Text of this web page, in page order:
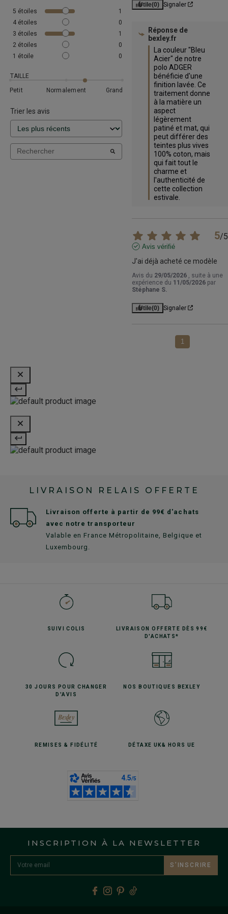
5 étoiles
1
4 étoiles
0
3 étoiles
1
2 étoiles
0
1 étoile 0
TAILLE
Petit
Normalement Grand
Trier les avis
Utile(0) Signaler
Réponse de
bexley.fr
La couleur "Bleu
Acier" de notre
polo ADGER
bénéficie d'une
finition lavée. Ce
traitement donne
à la matière un
aspect
légèrement
patiné et mat, qui
peut différer des
teintes plus vives
100% coton, mais
qui fait tout le
charme et
l'authenticité de
cette collection
estivale.
5/5
Avis vérifié
J'ai déjà acheté ce modèle
Avis du 29/05/2026
, suite à une
expérience du 11/05/2026 par
Stéphane S.
Utile(0) Signaler
1
LIVRAISON RELAIS OFFERTE
Livraison offerte à partir de 99€ d'achats
avec notre transporteur
Valable en France Métropolitaine, Belgique et
Luxembourg.
SUIVICOLIS LIVRAISON OFFERTE
DÈS 99€
D'ACHATS*
30 JOURS POURCHANGER
D'AVIS
NOS BOUTIQUES BEXLEY
REMISES& FIDÉLITÉ DÉTAXE UK& HORS UE
INSCRIPTION À LA NEWSLETTER
S’INSCRIRE